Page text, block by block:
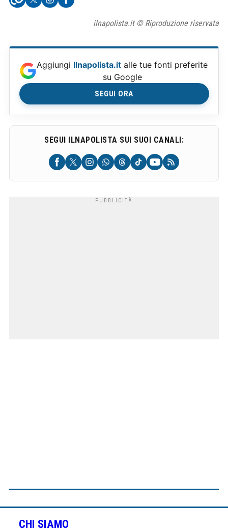
ilnapolista.it © Riproduzione riservata
Aggiungi Ilnapolista.it alle tue fonti preferite
su Google
SEGUI ORA
SEGUI ILNAPOLISTA SUI SUOI CANALI:
CHI SIAMO